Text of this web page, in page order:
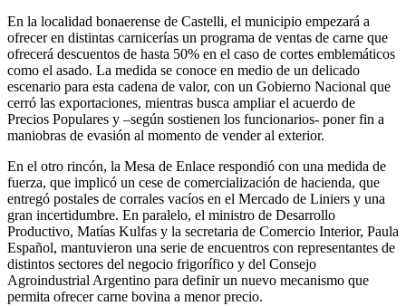
En la localidad bonaerense de Castelli, el municipio empezará a
ofrecer en distintas carnicerías un programa de ventas de carne que
ofrecerá descuentos de hasta 50% en el caso de cortes emblemáticos
como el asado. La medida se conoce en medio de un delicado
escenario para esta cadena de valor, con un Gobierno Nacional que
cerró las exportaciones, mientras busca ampliar el acuerdo de
Precios Populares y –según sostienen los funcionarios- poner fin a
maniobras de evasión al momento de vender al exterior.
En el otro rincón, la Mesa de Enlace respondió con una medida de
fuerza, que implicó un cese de comercialización de hacienda, que
entregó postales de corrales vacíos en el Mercado de Liniers y una
gran incertidumbre. En paralelo, el ministro de Desarrollo
Productivo, Matías Kulfas y la secretaria de Comercio Interior, Paula
Español, mantuvieron una serie de encuentros con representantes de
distintos sectores del negocio frigorífico y del Consejo
Agroindustrial Argentino para definir un nuevo mecanismo que
permita ofrecer carne bovina a menor precio.